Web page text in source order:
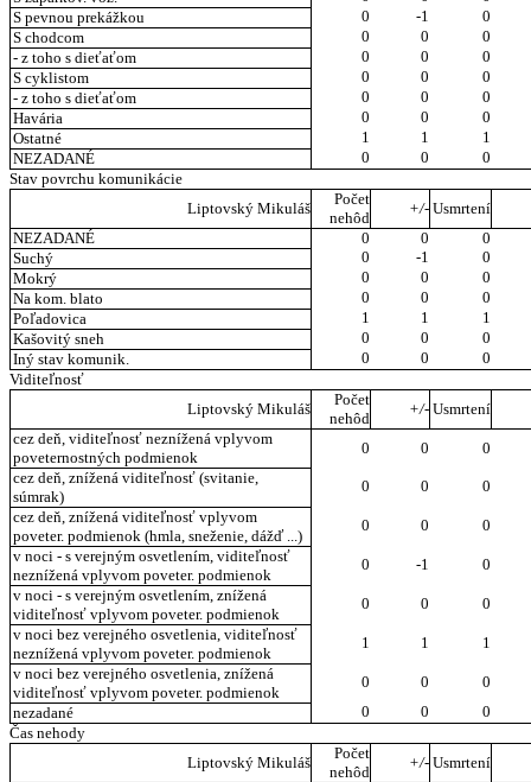
S pevnou prekážkou
0 -1
0
S chodcom
0 0
0
- z toho s dieťaťom
0 0
0
S cyklistom
0 0
0
- z toho s dieťaťom
0 0
0
Havária
0 0
0
Ostatné
1 1
1
NEZADANÉ
0 0
0
Stav povrchu komunikácie
Liptovský Mikuláš
Počet
nehôd
+/- Usmrtení
NEZADANÉ
0 0
0
Suchý
0 -1
0
Mokrý
0 0
0
Na kom. blato
0 0
0
Poľadovica
1 1
1
Kašovitý sneh
0 0
0
Iný stav komunik.
0 0
0
Viditeľnosť
Liptovský Mikuláš
Počet
nehôd
+/- Usmrtení
cez deň, viditeľnosť neznížená vplyvom
poveternostných podmienok
0 0
0
cez deň, znížená viditeľnosť (svitanie,
súmrak)
0 0
0
cez deň, znížená viditeľnosť vplyvom
poveter. podmienok (hmla, sneženie, dážď ...)
0 0
0
v noci - s verejným osvetlením, viditeľnosť
neznížená vplyvom poveter. podmienok
0 -1
0
v noci - s verejným osvetlením, znížená
viditeľnosť vplyvom poveter. podmienok
0 0
0
v noci bez verejného osvetlenia, viditeľnosť
neznížená vplyvom poveter. podmienok
1 1
1
v noci bez verejného osvetlenia, znížená
viditeľnosť vplyvom poveter. podmienok
0 0
0
nezadané
0 0
0
Čas nehody
Liptovský Mikuláš
Počet
nehôd
+/- Usmrtení